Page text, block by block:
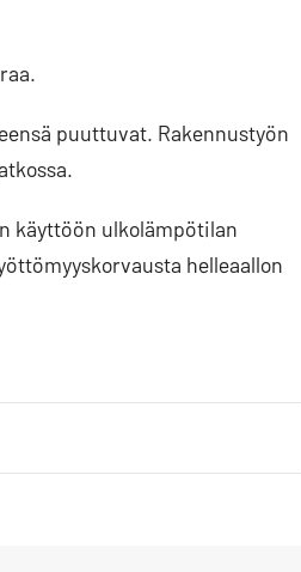
puuttuvat. Rakennustyön
käyttöön ulkolämpötilan
helleaallon